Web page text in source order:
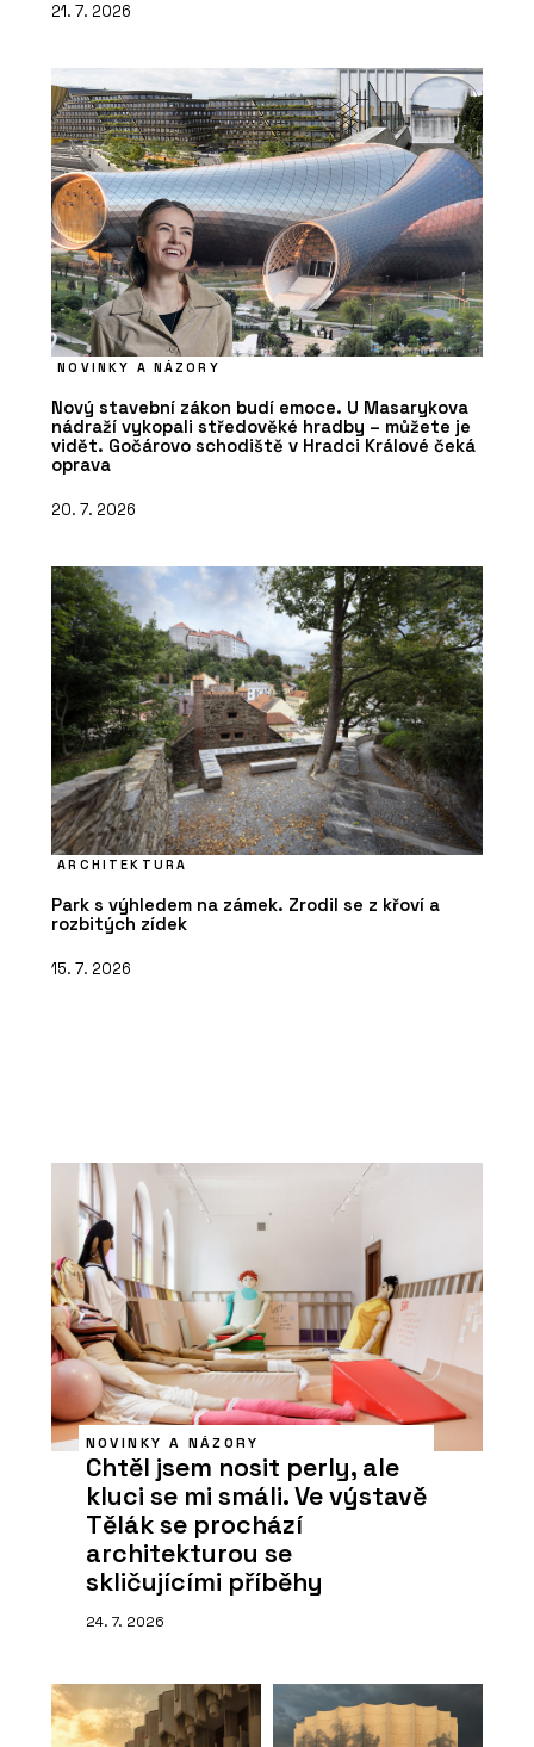
21. 7. 2026
NOVINKY A NÁZORY
Nový stavební zákon budí emoce. U Masarykova
nádraží vykopali středověké hradby – můžete je
vidět. Gočárovo schodiště v Hradci Králové čeká
oprava
20. 7. 2026
ARCHITEKTURA
Park s výhledem na zámek. Zrodil se z křoví a
rozbitých zídek
15. 7. 2026
NOVINKY A NÁZORY
Chtěl jsem nosit perly, ale
kluci se mi smáli. Ve výstavě
Tělák se prochází
architekturou se
skličujícími příběhy
24. 7. 2026